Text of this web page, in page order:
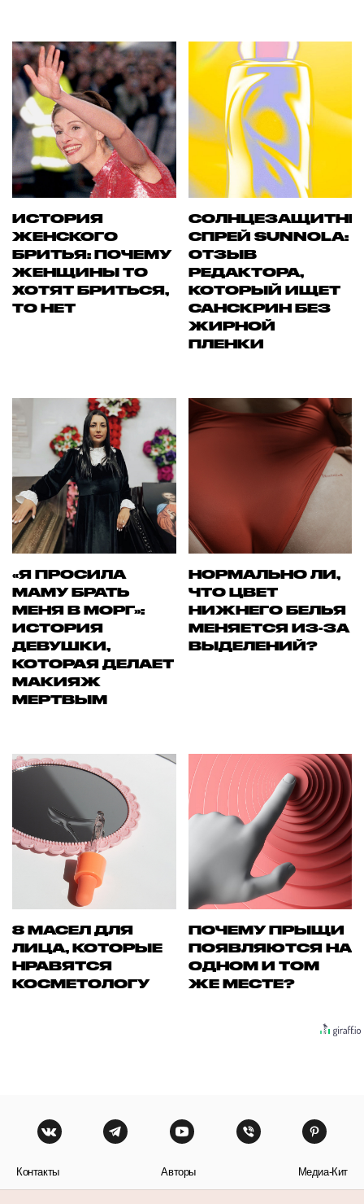
ИСТОРИЯ
ЖЕНСКОГО
БРИТЬЯ: ПОЧЕМУ
ЖЕНЩИНЫ ТО
ХОТЯТ БРИТЬСЯ,
ТО НЕТ
СПРЕЙ SUNNOLA:
ОТЗЫВ
РЕДАКТОРА,
КОТОРЫЙ ИЩЕТ
САНСКРИН БЕЗ
ЖИРНОЙ
ПЛЕНКИ
«Я ПРОСИЛА
МАМУ БРАТЬ
МЕНЯ В МОРГ»:
ИСТОРИЯ
ДЕВУШКИ,
КОТОРАЯ ДЕЛАЕТ
МАКИЯЖ
МЕРТВЫМ
НОРМАЛЬНО ЛИ,
ЧТО ЦВЕТ
НИЖНЕГО БЕЛЬЯ
МЕНЯЕТСЯ ИЗ-ЗА
ВЫДЕЛЕНИЙ?
8 МАСЕЛ ДЛЯ
ЛИЦА, КОТОРЫЕ
НРАВЯТСЯ
КОСМЕТОЛОГУ
ПОЧЕМУ ПРЫЩИ
ПОЯВЛЯЮТСЯ НА
ОДНОМ И ТОМ
ЖЕ МЕСТЕ?
Контакты Авторы Медиа-Кит